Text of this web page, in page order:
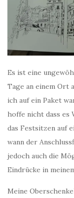
Es ist eine
Tage an einem Ort
ich auf ein Paket
hoffe nicht dass es
das Festsitzen auf
wann der
jedoch auch die
Eindrücke in
Meine